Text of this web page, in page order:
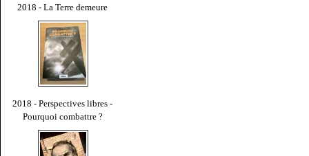
2018 - La Terre demeure
2018 - Perspectives libres -
Pourquoi combattre ?